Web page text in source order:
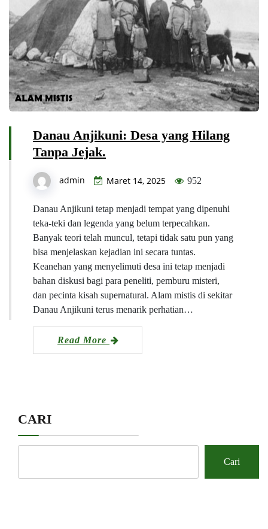
Danau Anjikuni: Desa yang Hilang
Tanpa Jejak.
admin Maret 14, 2025 952
Danau Anjikuni tetap menjadi tempat yang dipenuhi
teka-teki dan legenda yang belum terpecahkan.
Banyak teori telah muncul, tetapi tidak satu pun yang
bisa menjelaskan kejadian ini secara tuntas.
Keanehan yang menyelimuti desa ini tetap menjadi
bahan diskusi bagi para peneliti, pemburu misteri,
dan pecinta kisah supernatural. Alam mistis di sekitar
Danau Anjikuni terus menarik perhatian…
Read More
CARI
Cari